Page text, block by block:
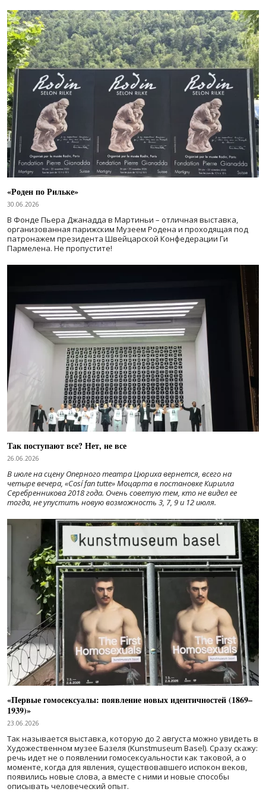
«Роден по Рильке»
30.06.2026
В Фонде Пьера Джанадда в Мартиньи – отличная выставка,
организованная парижским Музеем Родена и проходящая под
патронажем президента Швейцарской Конфедерации Ги
Пармелена. Не пропустите!
Так поступают все? Нет, не все
26.06.2026
В июле на сцену Оперного театра Цюриха вернется, всего на
четыре вечера, «Cosí fan tutte» Моцарта в постановке Кирилла
Серебренникова 2018 года. Очень советую тем, кто не видел ее
тогда, не упустить новую возможность 3, 7, 9 и 12 июля.
«Первые гомосексуалы: появление новых идентичностей (1869–
1939)»
23.06.2026
Так называется выставка, которую до 2 августа можно увидеть в
Художественном музее Базеля (Kunstmuseum Basel). Сразу скажу:
речь идет не о появлении гомосексуальности как таковой, а о
моменте, когда для явления, существовавшего испокон веков,
появились новые слова, а вместе с ними и новые способы
описывать человеческий опыт.